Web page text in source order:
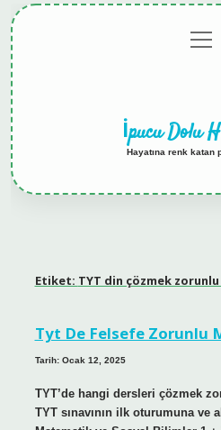
aç
İpucu Dolu
Hayatına renk katan
Etiket: TYT din çözmek zorunlu
Tyt De Felsefe Zorunlu
Tarih: Ocak 12, 2025
TYT’de hangi dersleri çözmek
TYT sınavının ilk oturumuna ve